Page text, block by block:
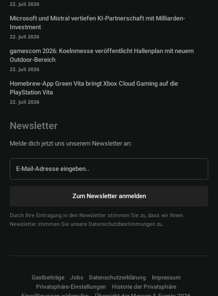
22. Juli 2026
Microsoft und Mistral vertiefen KI-Partnerschaft mit Milliarden-
Investment
22. Juli 2026
gamescom 2026: Koelnmesse veröffentlicht Hallenplan mit neuem
Outdoor-Bereich
22. Juli 2026
Homebrew-App Green Vita bringt Xbox Cloud Gaming auf die
PlayStation Vita
22. Juli 2026
Newsletter
Melde dich jetzt uns unserem Newsletter an:
Zum Newsletter anmelden
Durch Ihre Eintragung in den Newsletter stimmen Sie zu, dass wir Ihnen
Newsletter stimmen Sie unsere Datenschutzbestimmungen zu.
Gastbeiträge Jobs Datenschutzerklärung
Impressum
Privatsphäre-Einstellungen
Historie der Privatsphäre